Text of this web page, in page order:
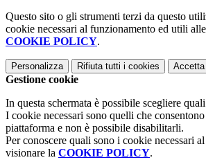
Questo sito o gli strumenti terzi da questo
cookie necessari al funzionamento ed utili
COOKIE POLICY.
Personalizza Rifiuta tutti i cookies
Gestione cookie
In questa schermata è possibile scegliere
I cookie necessari sono quelli che
piattaforma e non è possibile disabilitarli.
Per conoscere quali sono i cookie necessari
visionare la COOKIE POLICY.